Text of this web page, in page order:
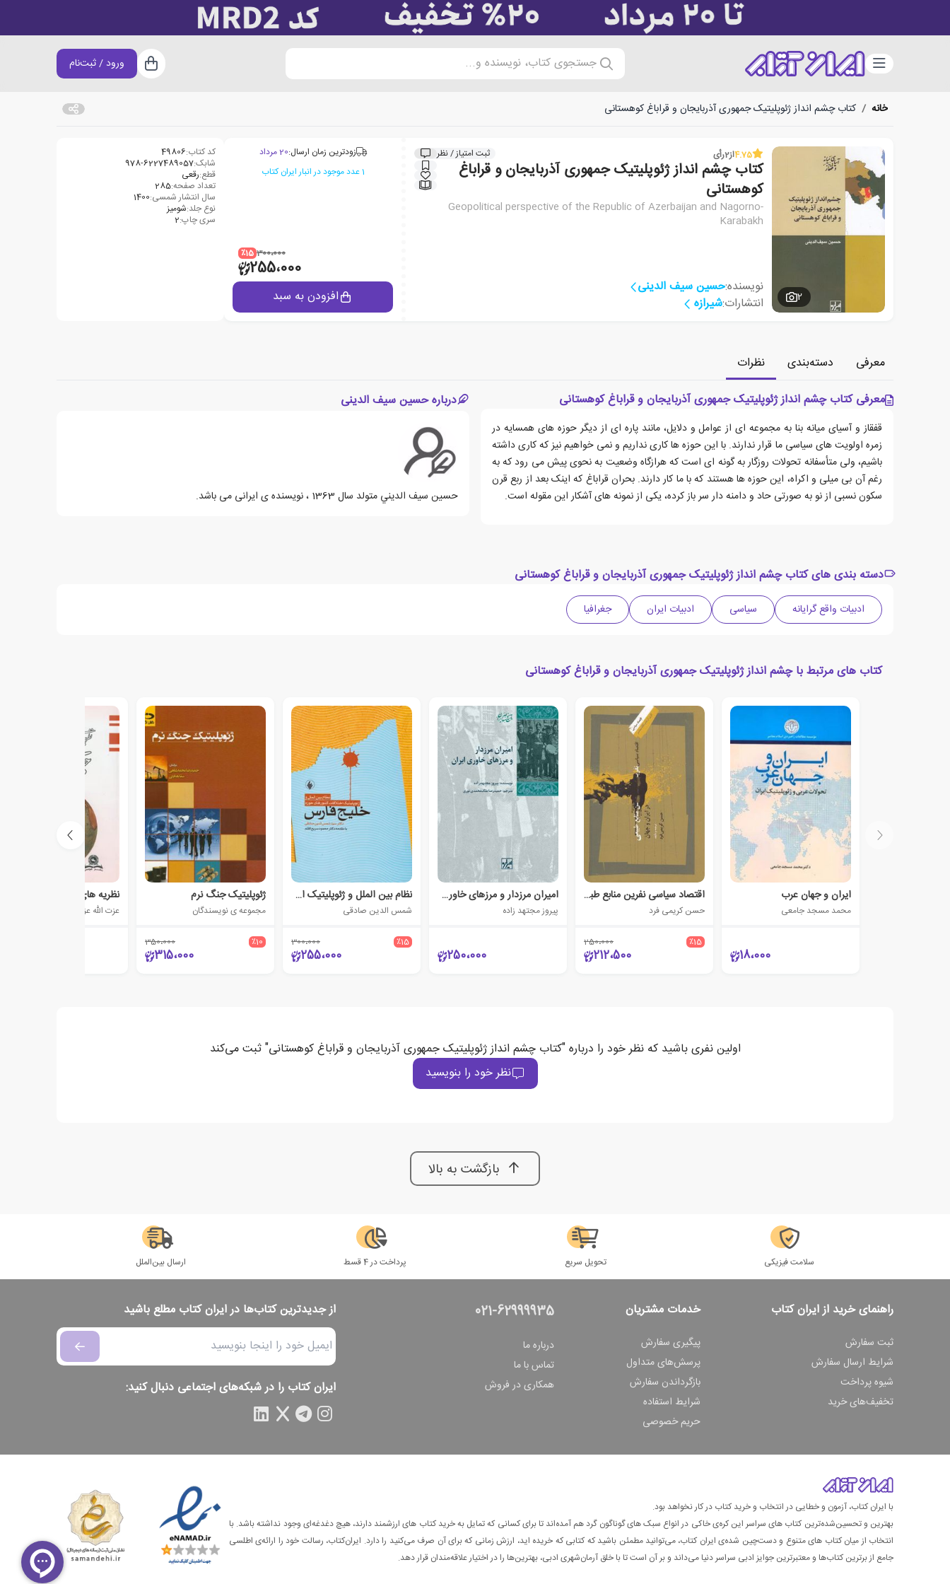
دسته‌بندی جستجوی کتاب، نویسنده و... سبد خرید
ورود / ثبت‌نام
خانه / کتاب چشم انداز ژئوپلیتیک جمهوری آذربایجان و قراباغ کوهستانی
2
4.75از2رأی ثبت امتیاز / نظر
کتاب چشم انداز ژئوپلیتیک جمهوری آذربایجان و قراباغ
کوهستانی
Geopolitical perspective of the Republic of Azerbaijan and Nagorno-
Karabakh
نویسنده:حسین سیف الدینی
انتشارات:شیرازه
زودترین زمان ارسال:20 مرداد
1 عدد موجود در انبار ایران کتاب
300،000 ٪15
255،000
افزودن به سبد
کد کتاب:49806
شابک:978-6227489057
قطع:رقعی
تعداد صفحه:285
سال انتشار شمسی:1400
نوع جلد:شومیز
سری چاپ:2
معرفی دسته‌بندی
نظرات
معرفی کتاب چشم انداز ژئوپلیتیک جمهوری آذربایجان و قراباغ کوهستانی
قفقاز و آسیای میانه بنا به مجموعه ای از عوامل و دلایل، مانند پاره ای از دیگر حوزه های همسایه در
زمره اولویت های سیاسی ما قرار ندارند. با این حوزه ها کاری نداریم و نمی خواهیم نیز که کاری داشته
باشیم، ولی متأسفانه تحولات روزگار به گونه ای است که هرازگاه وضعیت به نحوی پیش می رود که به
رغم آن بی میلی و اکراه، این حوزه ها هستند که با ما کار دارند. بحران قراباغ که اینک بعد از ربع قرن
سکون نسبی از نو به صورتی حاد و دامنه دار سر باز کرده، یکی از نمونه های آشکار این مقوله است.
درباره حسین سیف الدینی
حسين سيف الديني متولد سال 1363 ، نویسنده ی ایرانی می باشد.
دسته بندی های کتاب چشم انداز ژئوپلیتیک جمهوری آذربایجان و قراباغ کوهستانی
ادبیات واقع گرایانه سیاسی ادبیات ایران جغرافیا
کتاب های مرتبط با چشم انداز ژئوپلیتیک جمهوری آذربایجان و قراباغ کوهستانی
ایران و جهان عرب
محمد مسجد جامعی
18،000
اقتصاد سیاسی نفرین منابع طبیعی
حسن کریمی فرد
٪15 250،000
212،500
امیران مرزدار و مرزهای خاوری ایران
پیروز مجتهد زاده
250،000
نظام بین الملل و ژئوپلیتیک اختلافات کشورهای حوزه خلیج فارس
شمس الدین صادقی
٪15 300،000
255،000
ژئوپلیتیک جنگ نرم
مجموعه ی نویسندگان
٪10 350،000
315،000
عزت الله عزتی
اولین نفری باشید که نظر خود را درباره "کتاب چشم انداز ژئوپلیتیک جمهوری آذربایجان و قراباغ کوهستانی" ثبت می‌کند
نظر خود را بنویسید
بازگشت به بالا
سلامت فیزیکی تحویل سریع پرداخت در 4 قسط ارسال بین‌الملل
راهنمای خرید از ایران کتاب
ثبت سفارش
شرایط ارسال سفارش
شیوه پرداخت
تخفیف‌های خرید
خدمات مشتریان
پیگیری سفارش
پرسش‌های متداول
بازگرداندن سفارش
شرایط استفاده
حریم خصوصی
021-62999935
درباره ما
تماس با ما
همکاری در فروش
از جدیدترین کتاب‌ها در ایران کتاب مطلع باشید
ایران کتاب را در شبکه‌های اجتماعی دنبال کنید:
با ایران کتاب، آزمون و خطایی در انتخاب و خرید کتاب در کار نخواهد بود.
بهترین و تحسین‌شده‌ترین کتاب‌ های سراسر این کره‌ی خاکی در انواع سبک های گوناگون گرد هم آمده‌اند تا برای کسانی که تمایل به خرید کتاب های ارزشمند دارند، هیچ دغدغه‌ای وجود نداشته باشد. با
انتخاب از میان کتاب های متنوع و دست‌چین شده‌ی ایران کتاب، می‌توانید مطمئن باشید که کتابی که خریده اید، ارزش زمانی که برای آن صرف می‌کنید را دارد. ایران‌کتاب، رسالت خود را ارائه‌ی اطلسی
جامع از برترین کتاب‌ها و معتبرترین جوایز ادبی سراسر دنیا می‌داند و بر آن است تا با خلق آرمان‌شهری ادبی، بهترین‌ها را در اختیار علاقه‌مندان قرار دهد.